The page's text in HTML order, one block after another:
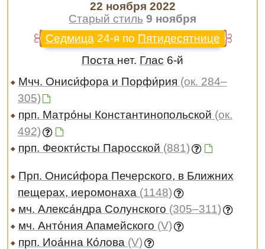
Старый стиль 9 ноября
22 ноября 2022
Седмица 24-я по Пятидесятнице
Поста нет. Глас 6-й
Мчч. Ониси́фора и Порфи́рия (ок. 284–
305)
прп. Матро́ны Константинопольской (ок.
492)
прп. Феокти́сты Паросской (881)
Прп. Ониси́фора Печерского, в Ближних
пещерах, иеромонаха (1148)
мч. Алекса́ндра Солунского (305–311)
мч. Анто́ния Апамейского (V)
прп. Иоа́нна Ко́лова (V)